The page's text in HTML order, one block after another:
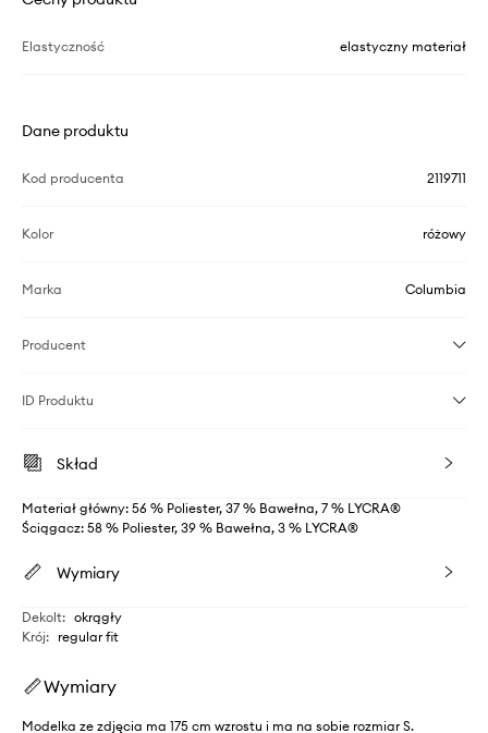
Elastyczność elastyczny materiał
Dane produktu
Kod producenta 2119711
Kolor różowy
Marka Columbia
Producent
ID Produktu
Skład
Materiał główny: 56 % Poliester, 37 % Bawełna, 7 % LYCRA®
Ściągacz: 58 % Poliester, 39 % Bawełna, 3 % LYCRA®
Wymiary
Dekolt: okrągły
Krój: regular fit
Wymiary
Modelka ze zdjęcia ma 175 cm wzrostu i ma na sobie rozmiar S.